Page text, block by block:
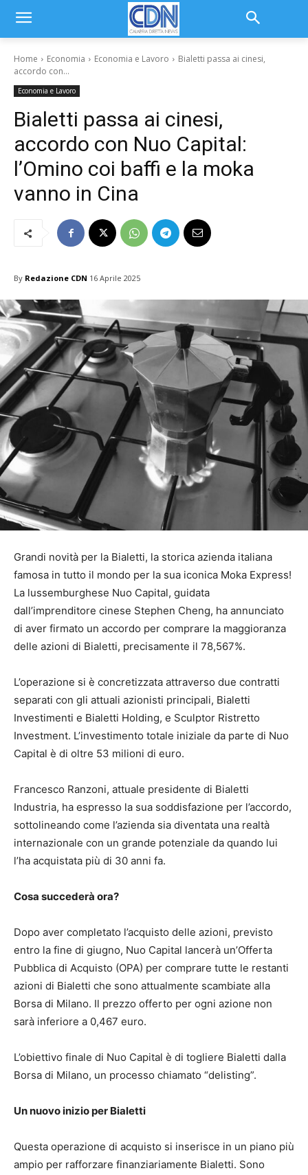
Home Economia Economia e Lavoro
Bialetti passa ai cinesi,
accordo con...
Economia e Lavoro
Bialetti passa ai cinesi,
accordo con Nuo Capital:
l’Omino coi baffi e la moka
vanno in Cina
By Redazione CDN 16 Aprile 2025
Grandi novità per la Bialetti, la storica azienda italiana
famosa in tutto il mondo per la sua iconica Moka Express!
La lussemburghese Nuo Capital, guidata
dall’imprenditore cinese Stephen Cheng, ha annunciato
di aver firmato un accordo per comprare la maggioranza
delle azioni di Bialetti, precisamente il 78,567%.
L’operazione si è concretizzata attraverso due contratti
separati con gli attuali azionisti principali, Bialetti
Investimenti e Bialetti Holding, e Sculptor Ristretto
Investment. L’investimento totale iniziale da parte di Nuo
Capital è di oltre 53 milioni di euro.
Francesco Ranzoni, attuale presidente di Bialetti
Industria, ha espresso la sua soddisfazione per l’accordo,
sottolineando come l’azienda sia diventata una realtà
internazionale con un grande potenziale da quando lui
l’ha acquistata più di 30 anni fa.
Cosa succederà ora?
Dopo aver completato l’acquisto delle azioni, previsto
entro la fine di giugno, Nuo Capital lancerà un’Offerta
Pubblica di Acquisto (OPA) per comprare tutte le restanti
azioni di Bialetti che sono attualmente scambiate alla
Borsa di Milano. Il prezzo offerto per ogni azione non
sarà inferiore a 0,467 euro.
L’obiettivo finale di Nuo Capital è di togliere Bialetti dalla
Borsa di Milano, un processo chiamato “delisting”.
Un nuovo inizio per Bialetti
Questa operazione di acquisto si inserisce in un piano più
ampio per rafforzare finanziariamente Bialetti. Sono